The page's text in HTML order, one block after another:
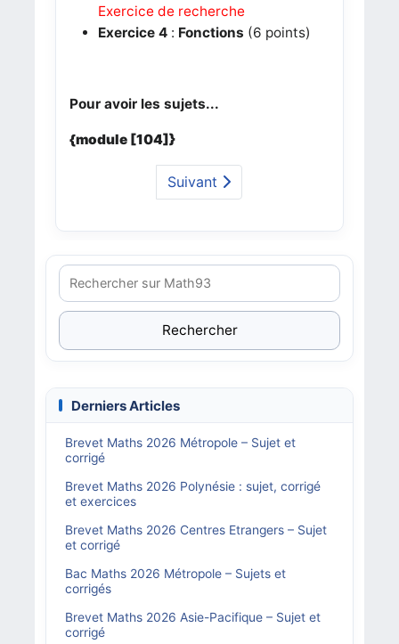
Exercice de recherche
Exercice 4: Fonctions (6 points)
Pour avoir les sujets...
{module [104]}
Suivant
Rechercher
Derniers Articles
Brevet Maths 2026 Métropole – Sujet et
corrigé
Brevet Maths 2026 Polynésie : sujet, corrigé
et exercices
Brevet Maths 2026 Centres Etrangers – Sujet
et corrigé
Bac Maths 2026 Métropole – Sujets et
corrigés
Brevet Maths 2026 Asie-Pacifique – Sujet et
corrigé